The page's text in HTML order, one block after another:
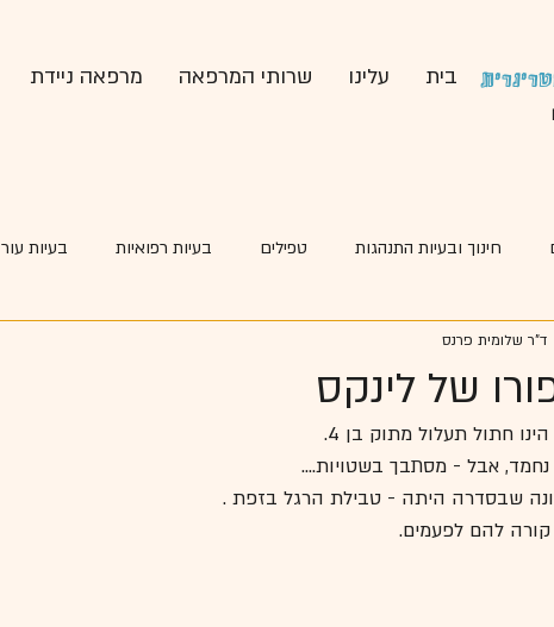
בית עלינו שרותי המרפאה מרפאה ניידת
חינוך ובעיות התנהגות טפילים בעיות רפואיות בעיות עור
מאמרים נוספים
של לינקס
ד"ר שלומית פרנס
חתול תעלול מתוק בן 4.
נחמד, אבל - מסתבך בשטויות....
שבסדרה היתה - טבילת הרגל בזפת .
קורה להם לפעמים.